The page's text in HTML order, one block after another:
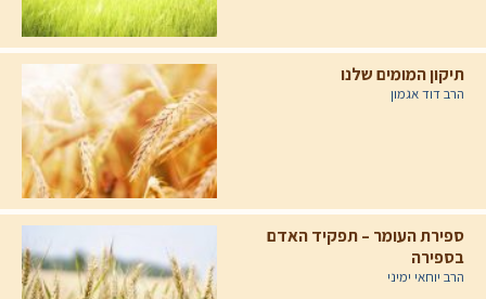
תיקון המומים שלנו
הרב דוד אגמון
ספירת העומר – תפקיד האדם
בספירה
הרב יוחאי ימיני